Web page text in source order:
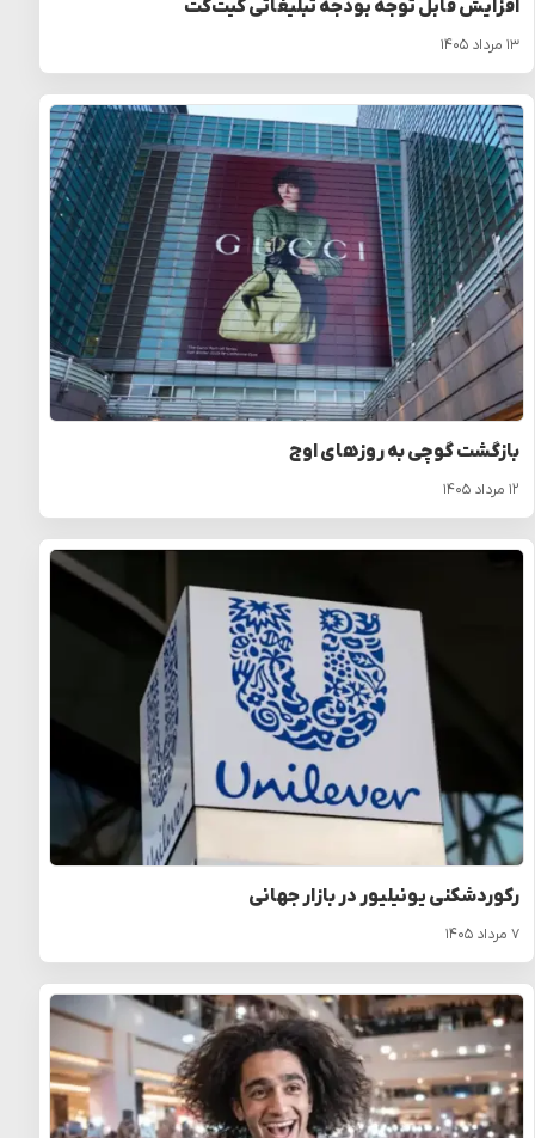
افزایش قابل توجه بودجه تبلیغاتی کیت‌کت
۱۳ مرداد ۱۴۰۵
بازگشت گوچی به روزهای اوج
۱۲ مرداد ۱۴۰۵
رکوردشکنی یونیلیور در بازار جهانی
۷ مرداد ۱۴۰۵